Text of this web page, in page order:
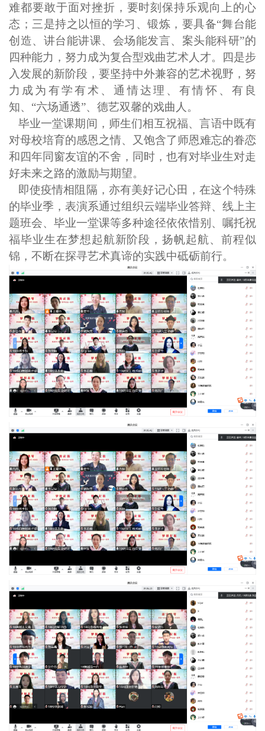
难都要敢于面对挫折 ，要时刻保持乐观向上的心
态； 三是持之以恒的学习、锻炼，要具备“舞台能
创造、讲台能讲课、会场能发言、案头能科研”的
四种能力，努力成为复合型戏曲艺术人才。四是步
入发展的新阶段，要坚持中外兼容的艺术视野，努
力成为有学有术、通情达理、有情怀、有良
知、 “六场通透”、德艺双馨的戏曲人。
毕业一堂课期间，师生们相互祝福、言语中既有
对母校培育的感恩之情、又饱含了 师恩难忘的眷恋
和四年同窗友谊的不舍，同时， 也有对毕业生对走
好未来之路的激励与期望。
即使疫情相阻隔，亦有美好记心田，在这个特殊
的毕业季，表演系通过组织云端毕业答辩、线上主
题班会、毕业一堂课等多种途径依依惜别、嘱托祝
福毕业生在梦想起航新阶段，扬帆起航、前程似
锦，不断在探寻艺术真谛的实践中砥砺前行。